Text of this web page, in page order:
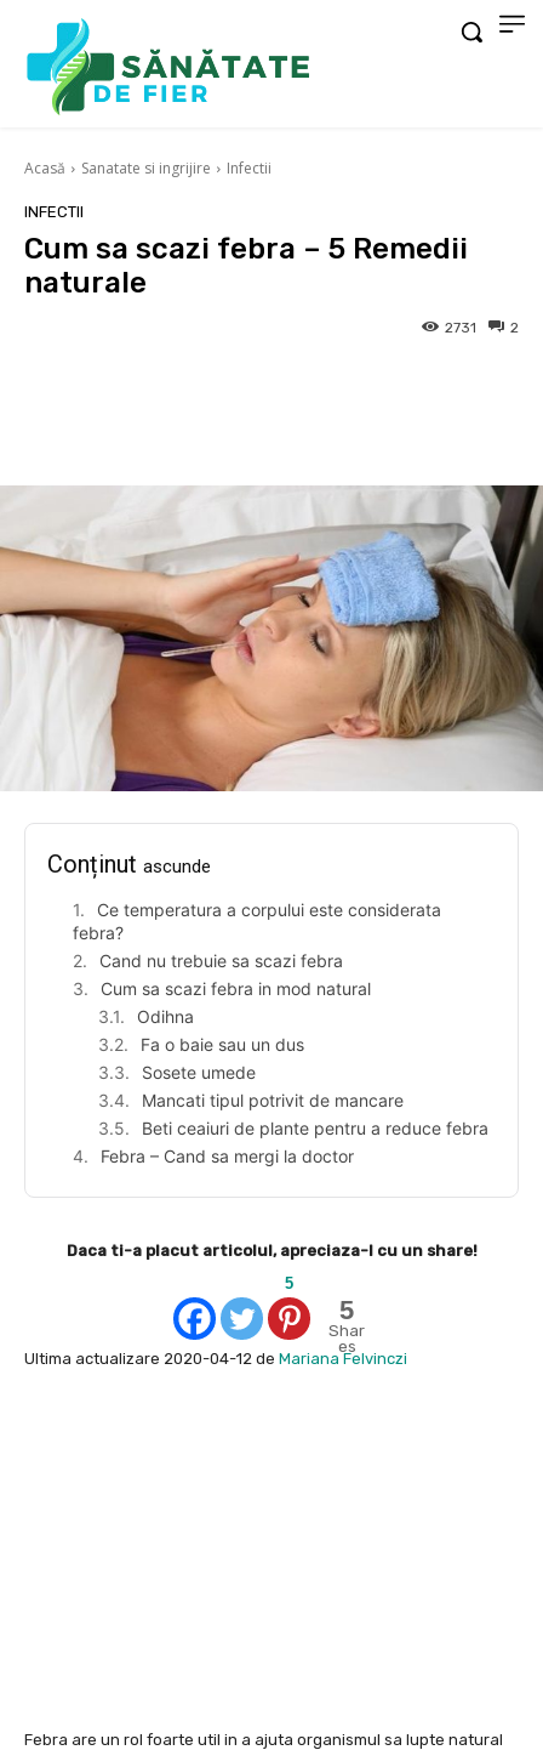
Acasă Sanatate si ingrijire Infectii
INFECTII
Cum sa scazi febra – 5 Remedii
naturale
2
2731
Conținut ascunde
Ce temperatura a corpului este considerata
febra?
Cand nu trebuie sa scazi febra
Cum sa scazi febra in mod natural
Odihna
Fa o baie sau un dus
Sosete umede
Mancati tipul potrivit de mancare
Beti ceaiuri de plante pentru a reduce febra
Febra – Cand sa mergi la doctor
Daca ti-a placut articolul, apreciaza-l cu un share!
5
5
Shar
es
Ultima actualizare 2020-04-12 de Mariana Felvinczi
Febra are un rol foarte util in a ajuta organismul sa lupte natural